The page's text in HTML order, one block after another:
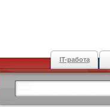
IT-работа